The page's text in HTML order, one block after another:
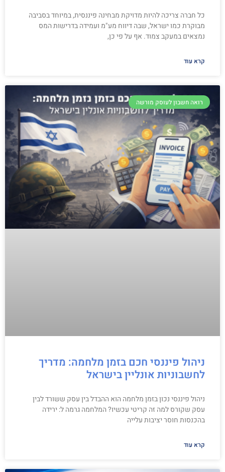
כל חברה צריכה להיות מדויקת מבחינה פיננסית, במיוחד בסביבה
מבוקרת כמו ישראל, שבה דיווח מע"מ ועמידה בדרישות המס
נמצאים במעקב צמוד. אף על פי כן,
קרא עוד
רואה חשבון לעוסק מורשה
ניהול פיננסי חכם בזמן מלחמה: מדריך
לחשבוניות אונליין בישראל
ניהול פיננסי נכון בזמן מלחמה הוא ההבדל בין עסק ששורד לבין
עסק שקורס למה זה קריטי עכשיו? המלחמה גרמה ל: ירידה
בהכנסות חוסר יציבות עלייה
קרא עוד